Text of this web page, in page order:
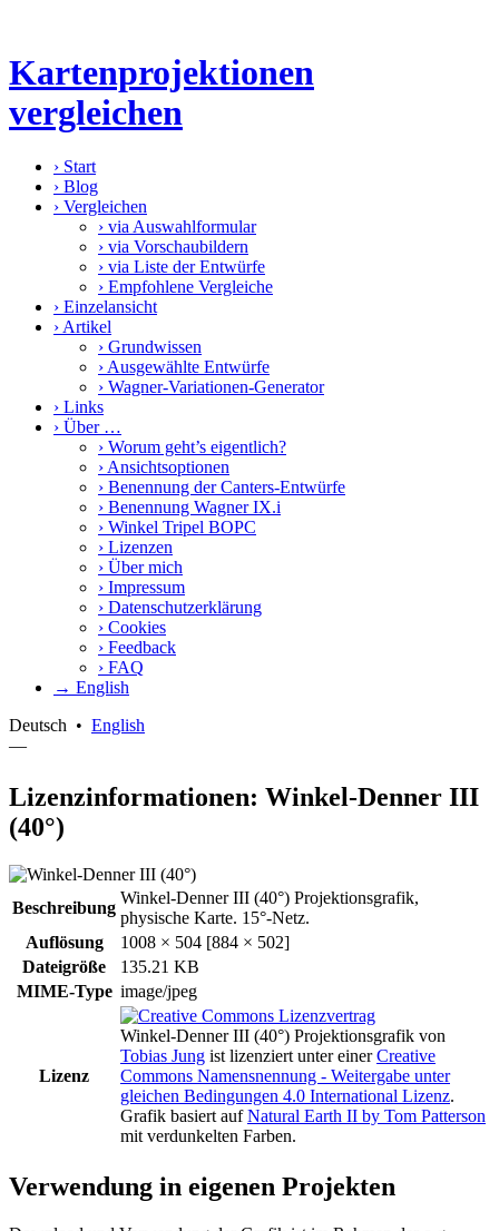
Kartenprojektionen
vergleichen
› Start
› Blog
› Vergleichen
› via Auswahlformular
› via Vorschaubildern
› via Liste der Entwürfe
› Empfohlene Vergleiche
› Einzelansicht
› Artikel
› Grundwissen
› Ausgewählte Entwürfe
› Wagner-Variationen-Generator
› Links
› Über …
› Worum geht’s eigentlich?
› Ansichtsoptionen
› Benennung der Canters-Entwürfe
› Benennung Wagner IX.i
› Winkel Tripel BOPC
› Lizenzen
› Über mich
› Impressum
› Datenschutzerklärung
› Cookies
› Feedback
› FAQ
→ English
Deutsch • English
—
Lizenzinformationen: Winkel-Denner III
(40°)
Beschreibung
Winkel-Denner III (40°) Projektionsgrafik,
physische Karte. 15°-Netz.
Auflösung
1008 × 504 [884 × 502]
Dateigröße
135.21 KB
MIME-Type image/jpeg
Lizenz
Winkel-Denner III (40°) Projektionsgrafik von
Tobias Jung ist lizenziert unter einerCreative
Commons Namensnennung - Weitergabe unter
gleichen Bedingungen 4.0 International Lizenz.
Grafik basiert aufNatural Earth II by Tom Patterson
mit verdunkelten Farben.
Verwendung in eigenen Projekten